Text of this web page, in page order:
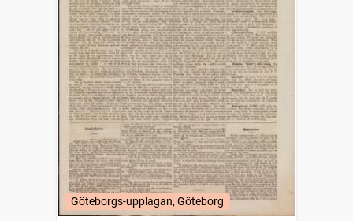
Göteborgs-upplagan, Göteborg